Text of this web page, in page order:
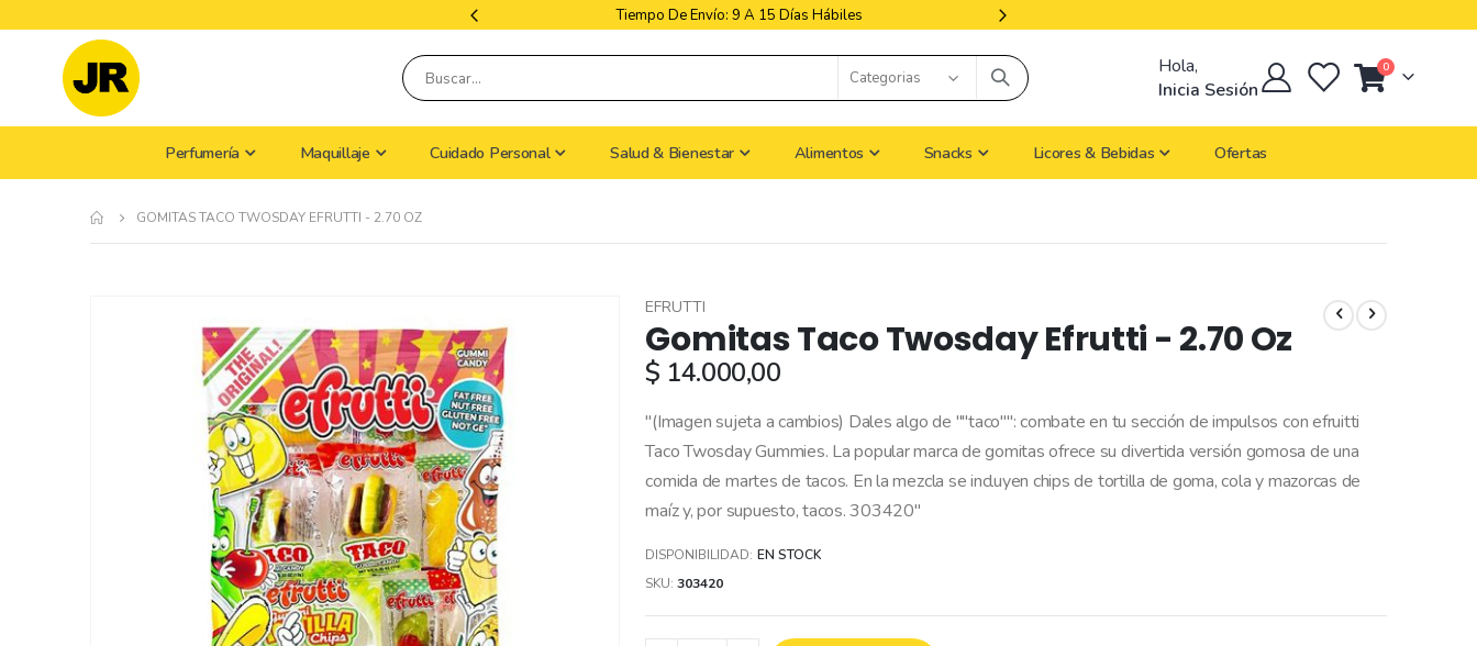
Libres De Iva
Hola,
Inicia Sesión
Cart
0artículos
Perfumería Maquillaje Cuidado Personal Salud & Bienestar Alimentos Snacks Licores & Bebidas Ofertas
GOMITAS TACO TWOSDAY EFRUTTI - 2.70 OZ
Gomitas Taco Twosday Efrutti - 2.70 Oz
EFRUTTI
$ 14.000,00
"(Imagen sujeta a cambios) Dales algo de ""taco"": combate en tu sección de impulsos con efruitti
Taco Twosday Gummies. La popular marca de gomitas ofrece su divertida versión gomosa de una
comida de martes de tacos. En la mezcla se incluyen chips de tortilla de goma, cola y mazorcas de
maíz y, por supuesto, tacos. 303420"
DISPONIBILIDAD: EN STOCK
SKU 303420